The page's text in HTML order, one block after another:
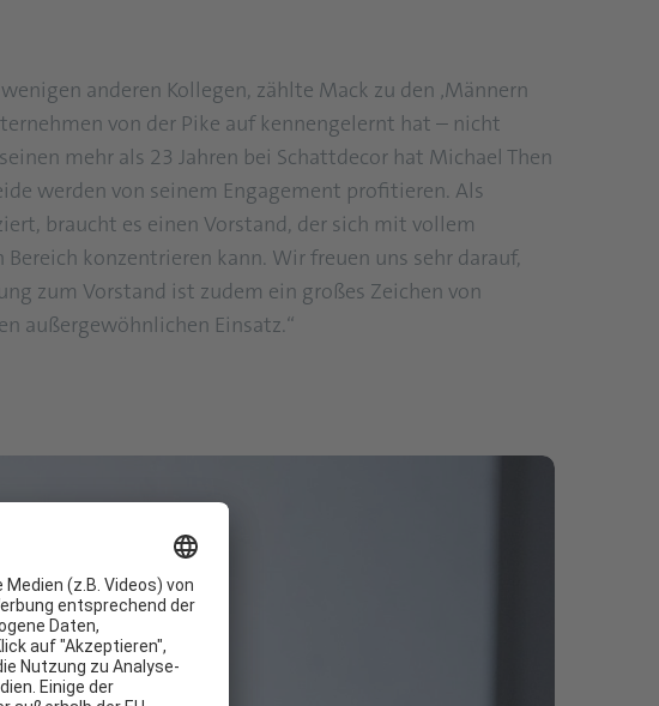
anderen Kollegen, zählte Mack zu den ‚Männern
von der Pike auf kennengelernt hat – nicht
mehr als 23 Jahren bei Schattdecor hat Michael Then
werden von seinem Engagement profitieren. Als
braucht es einen Vorstand, der sich mit vollem
konzentrieren kann. Wir freuen uns sehr darauf,
zum Vorstand ist zudem ein großes Zeichen von
außergewöhnlichen Einsatz.“